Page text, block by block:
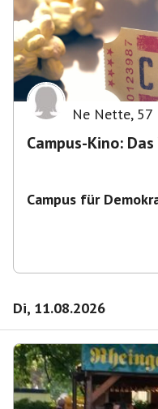
Ne Nette, 57
Campus-Kino:
Campus für
Di, 11.08.2026